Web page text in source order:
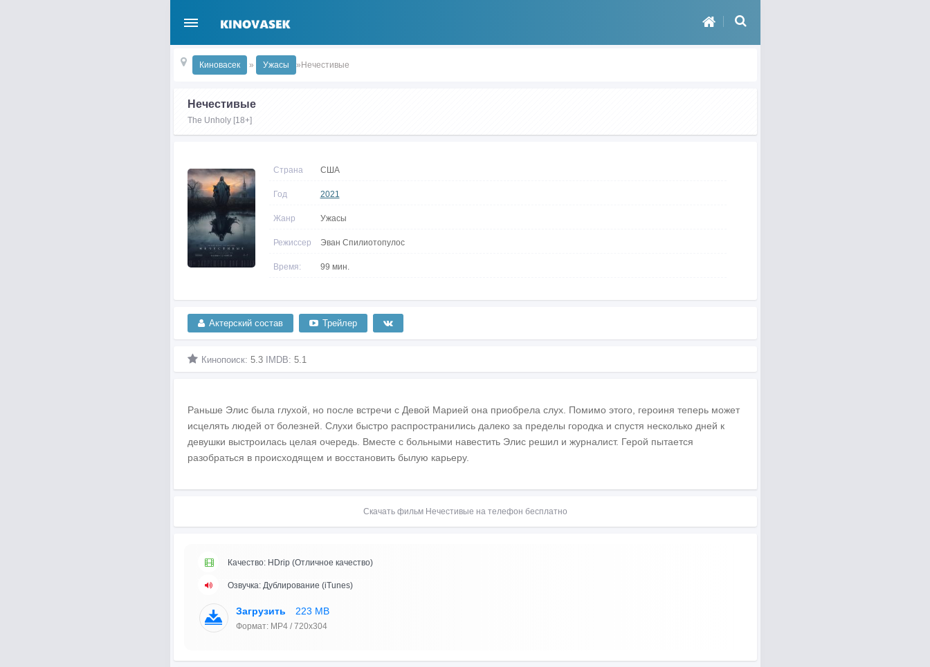
Киновасек » Ужасы »Нечестивые
Нечестивые
The Unholy [18+]
Страна США
Год 2021
Жанр Ужасы
Режиссер Эван Спилиотопулос
Время: 99 мин.
Актерский состав Трейлер
Кинопоиск: 5.3IMDB: 5.1
Раньше Элис была глухой, но после встречи с Девой Марией она приобрела слух. Помимо этого, героиня теперь может
исцелять людей от болезней. Слухи быстро распространились далеко за пределы городка и спустя несколько дней к
девушки выстроилась целая очередь. Вместе с больными навестить Элис решил и журналист. Герой пытается
разобраться в происходящем и восстановить былую карьеру.
Скачать фильм Нечестивые на телефон бесплатно
Качество: HDrip (Отличное качество)
Озвучка: Дублирование (iTunes)
Загрузить 223 MB
Формат: MP4 / 720x304